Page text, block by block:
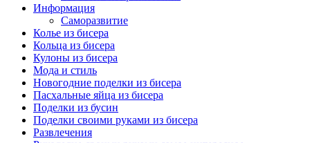
Информация
Саморазвитие
Колье из бисера
Кольца из бисера
Кулоны из бисера
Мода и стиль
Новогодние поделки из бисера
Пасхальные яйца из бисера
Поделки из бусин
Поделки своими руками из бисера
Развлечения